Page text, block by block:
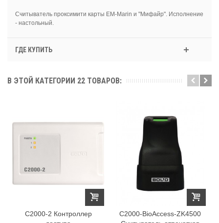
Считыватель проксимити карты EM-Marin и "Мифайр". Исполнение
- настольный.
ГДЕ КУПИТЬ
В ЭТОЙ КАТЕГОРИИ 22 ТОВАРОВ:
С2000-2 Контроллер
C2000-BioAccess-ZK4500